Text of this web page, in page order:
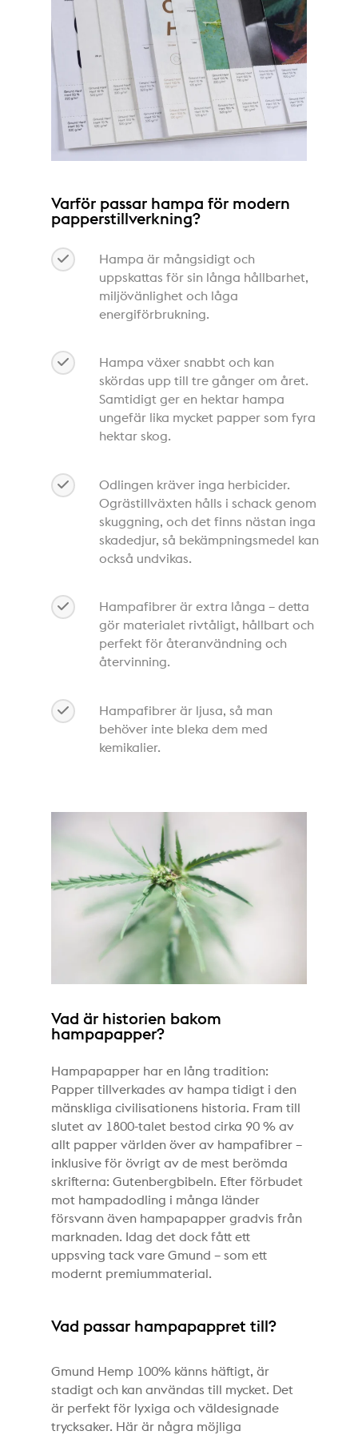
Varför passar hampa för modern
papperstillverkning?
Hampa är mångsidigt och
uppskattas för sin långa hållbarhet,
miljövänlighet och låga
energiförbrukning.
Hampa växer snabbt och kan
skördas upp till tre gånger om året.
Samtidigt ger en hektar hampa
ungefär lika mycket papper som fyra
hektar skog.
Odlingen kräver inga herbicider.
Ogrästillväxten hålls i schack genom
skuggning, och det finns nästan inga
skadedjur, så bekämpningsmedel kan
också undvikas.
Hampafibrer är extra långa – detta
gör materialet rivtåligt, hållbart och
perfekt för återanvändning och
återvinning.
Hampafibrer är ljusa, så man
behöver inte bleka dem med
kemikalier.
Vad är historien bakom
hampapapper?
Hampapapper har en lång tradition:
Papper tillverkades av hampa tidigt i den
mänskliga civilisationens historia. Fram till
slutet av 1800-talet bestod cirka 90 % av
allt papper världen över av hampafibrer –
inklusive för övrigt av de mest berömda
skrifterna: Gutenbergbibeln. Efter förbudet
mot hampadodling i många länder
försvann även hampapapper gradvis från
marknaden. Idag det dock fått ett
uppsving tack vare Gmund – som ett
modernt premiummaterial.
Vad passar hampapappret till?
Gmund Hemp 100% känns häftigt, är
stadigt och kan användas till mycket. Det
är perfekt för lyxiga och väldesignade
trycksaker. Här är några möjliga